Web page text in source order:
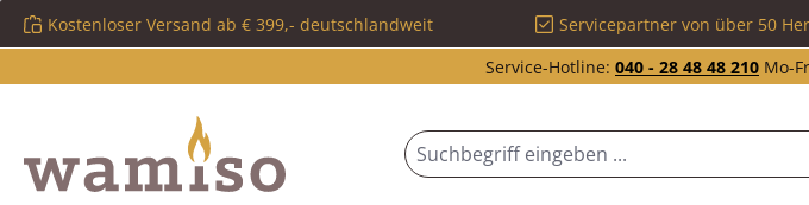
Hauptinhalt springen
Zur Suche springen
Zur Hauptnavigation springen
Kostenloser Versand ab € 399,- deutschlandweit Servicepartner von über 50
Service-Hotline: 040 - 28 48 48 210 Mo-